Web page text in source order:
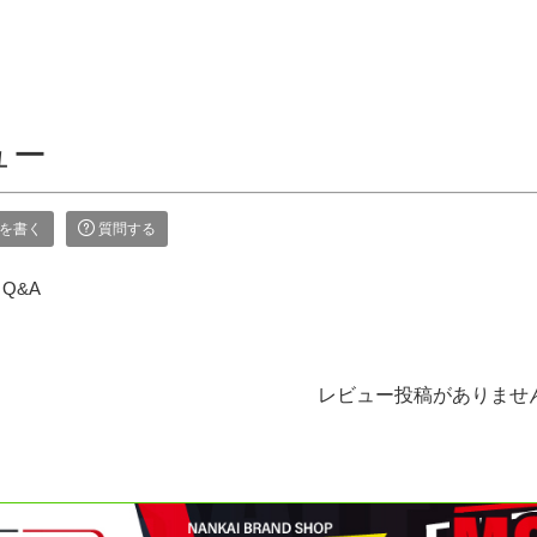
ー
書く 質問する
Q&A
レビュー投稿がありませ